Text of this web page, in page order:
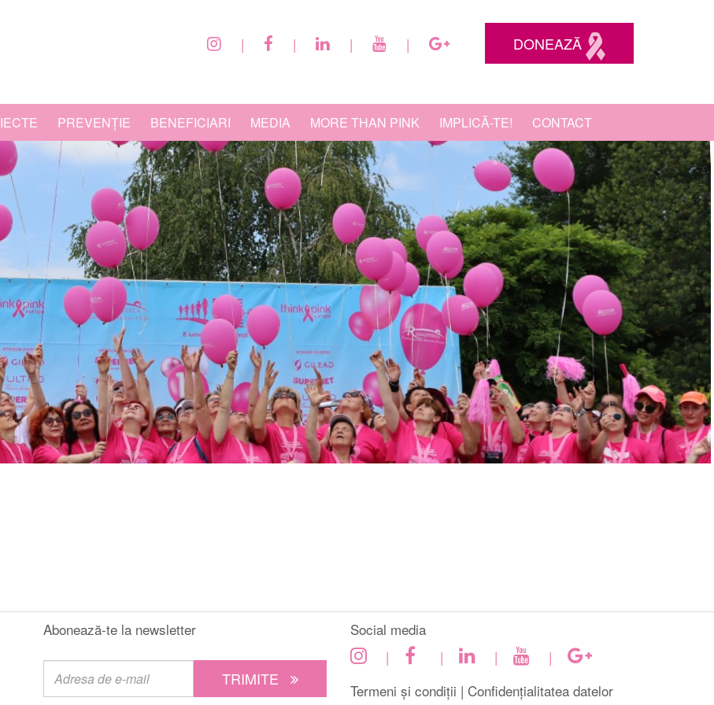
| | | | DONEAZĂ
PREVENȚIE BENEFICIARI MEDIA MORE THAN PINK IMPLICĂ-TE! CONTACT
Abonează-te la newsletter
TRIMITE
Social media
|
| |
|
Termeni și condiții | Confidențialitatea datelor